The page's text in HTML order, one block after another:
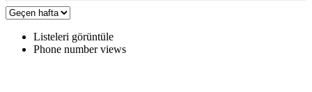
Listeleri görüntüle
Phone number views